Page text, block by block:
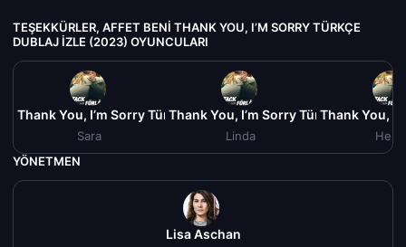
TEŞEKKÜRLER, AFFET BENI THANK YOU, I’M SORRY TÜRKÇE
DUBLAJ IZLE (2023) OYUNCULARI
Thank You, I’m Sorry Türkçe Dublaj izle (2023)
Sara
Teşekkürler, Affet Beni Thank You, I’m Sorry Türkçe Dublaj
Linda
Teşekkürler, Affet Beni Thank You,
YÖNETMEN
Lisa Aschan